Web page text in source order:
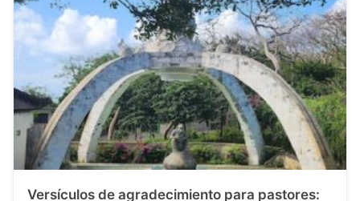
Versículos de agradecimiento para pastores: